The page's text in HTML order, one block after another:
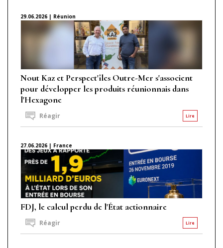
29.06.2026 | Réunion
Nout Kaz et Perspect'îles Outre-Mer s'associent
pour développer les produits réunionnais dans
l'Hexagone
Lire
Réagir
27.06.2026 | France
FDJ, le calcul perdu de l'État actionnaire
Lire
Réagir